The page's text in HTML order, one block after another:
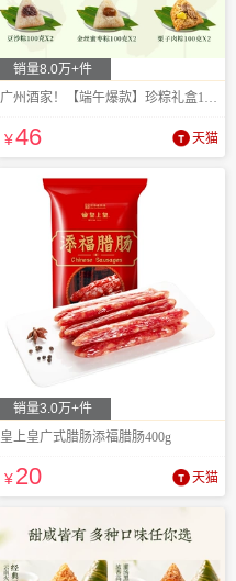
销量8.0万+件
广州酒家！【端午爆款】珍粽礼盒1000gx1盒
¥46 天猫
销量3.0万+件
皇上皇广式腊肠添福腊肠400g
¥20 天猫